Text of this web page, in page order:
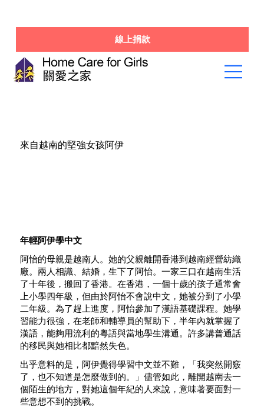
線上捐款
來自越南的堅強女孩阿伊
年輕阿伊學中文
阿怡的母親是越南人。她的父親離開香港到越南經營紡織
廠。兩人相識、結婚，生下了阿怡。一家三口在越南生活
了十年後，搬回了香港。在香港，一個十歲的孩子通常會
上小學四年級，但由於阿怡不會說中文，她被分到了小學
二年級。為了趕上進度，阿怡參加了漢語基礎課程。她學
習能力很強，在老師和輔導員的幫助下，半年內就掌握了
漢語，能夠用流利的粵語與當地學生溝通。許多講普通話
的移民與她相比都黯然失色。
出乎意料的是，阿伊覺得學習中文並不難，「我突然開竅
了，也不知道是怎麼做到的。」儘管如此，離開越南去一
個陌生的地方，對她這個年紀的人來說，意味著要面對一
些意想不到的挑戰。